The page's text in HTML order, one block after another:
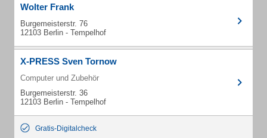
Wolter Frank
Burgemeisterstr. 76
12103 Berlin - Tempelhof
X-PRESS Sven Tornow
Computer und Zubehör
Burgemeisterstr. 36
12103 Berlin - Tempelhof
Gratis-Digitalcheck